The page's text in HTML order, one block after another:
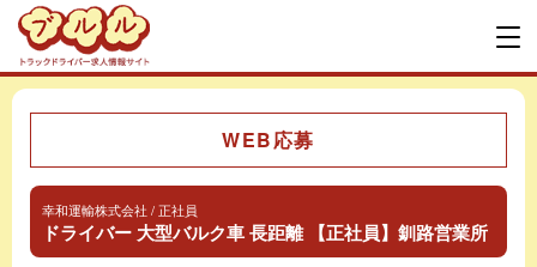
WEB応募
幸和運輸株式会社 / 正社員
ドライバー 大型バルク車 長距離 【正社員】釧路営業所